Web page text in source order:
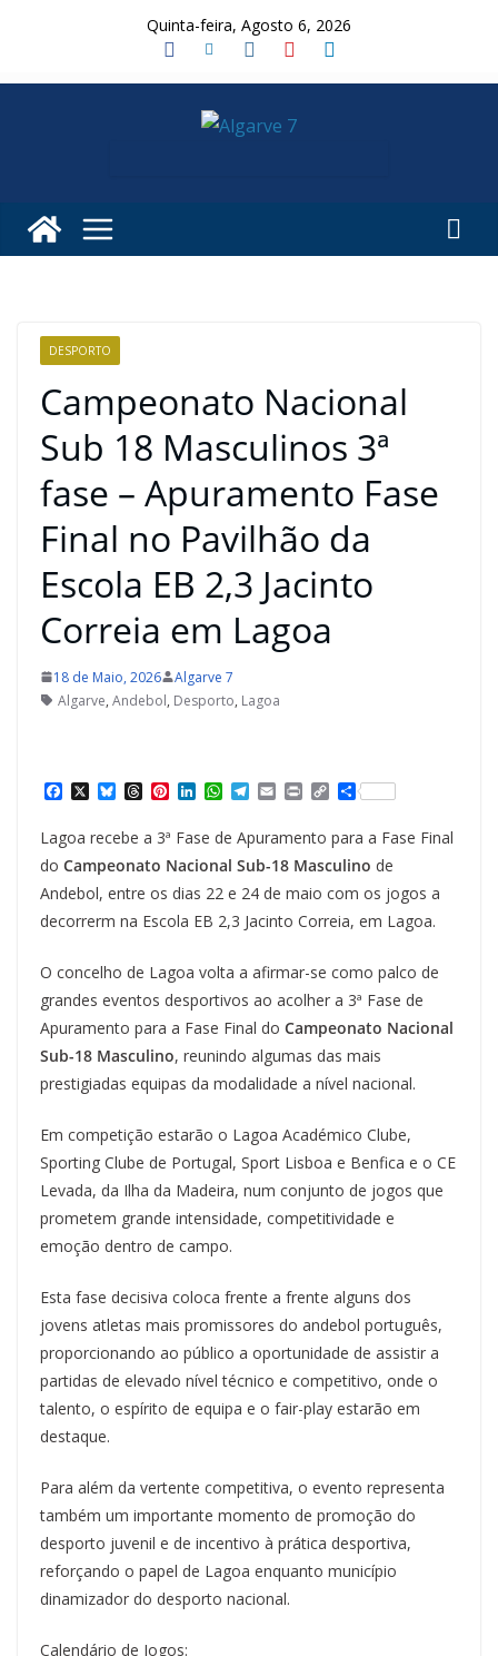
Quinta-feira, Agosto 6, 2026
DESPORTO
Campeonato Nacional
Sub 18 Masculinos 3ª
fase – Apuramento Fase
Final no Pavilhão da
Escola EB 2,3 Jacinto
Correia em Lagoa
18 de Maio, 2026
Algarve 7
Algarve, Andebol, Desporto, Lagoa
a
e
b
o
o
k
X B
u
e
s
k
y
T
h
e
a
d
s
P
n
t
e
r
e
s
t
L
k
e
d
I
n
W
h
t
s
A
p
p
T
e
e
g
r
a
m
E
m
i
l
P
n
t
C
o
y
L
i
n
k
S
h
r
e
Lagoa recebe a 3ª Fase de Apuramento para a Fase Final
do Campeonato Nacional Sub-18 Masculino de
Andebol, entre os dias 22 e 24 de maio com os jogos a
decorrerm na Escola EB 2,3 Jacinto Correia, em Lagoa.
O concelho de Lagoa volta a afirmar-se como palco de
grandes eventos desportivos ao acolher a 3ª Fase de
Apuramento para a Fase Final do Campeonato Nacional
Sub-18 Masculino, reunindo algumas das mais
prestigiadas equipas da modalidade a nível nacional.
Em competição estarão o Lagoa Académico Clube,
Sporting Clube de Portugal, Sport Lisboa e Benfica e o CE
Levada, da Ilha da Madeira, num conjunto de jogos que
prometem grande intensidade, competitividade e
emoção dentro de campo.
Esta fase decisiva coloca frente a frente alguns dos
jovens atletas mais promissores do andebol português,
proporcionando ao público a oportunidade de assistir a
partidas de elevado nível técnico e competitivo, onde o
talento, o espírito de equipa e o fair-play estarão em
destaque.
Para além da vertente competitiva, o evento representa
também um importante momento de promoção do
desporto juvenil e de incentivo à prática desportiva,
reforçando o papel de Lagoa enquanto município
dinamizador do desporto nacional.
Calendário de Jogos: